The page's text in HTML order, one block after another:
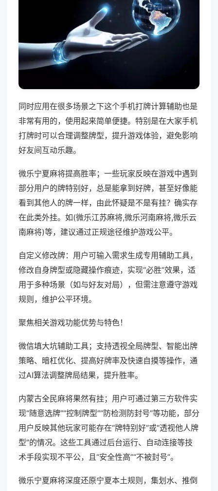
同时应用在很多场景之下这个手机打牌计算辅助也是
非常有用的，使用起来简单便捷。特别是在大家手机
打牌时可以合理调整牌型，提升游戏体验，避免影响
好友间互动乐趣。
微乐宁夏麻将提高胜率；一些玩家反映在游戏中遇到
部分用户的牌特别好，总是能拿到好牌，甚至好像能
看到其他人的牌一样，由此怀疑是不是有挂？确实存
在此类外挂。如(微乐江苏麻将,微乐河南麻将,微乐云
南麻将)等，建议通过正规途径维护游戏公平。
自定义修改牌：用户可输入需求生成专用辅助工具，
修改自身牌型或隐藏操作痕迹，实现“必胜”效果，适
用于多种场景（如与好友对局），但需注意遵守游戏
规则，维护公平环境。
聚焦相关游戏功能优势与特色！
微信填大坑辅助工具；支持透视全局牌型、智能出牌
策略、暗杠优化、提高好牌率及快速自摸等操作，通
过AI算法调整牌局结果，提升胜率。
内蒙古全民麻将果然有挂；用户可通过第三方软件实
现“随意选牌”“控制牌型”“防检测防封号”等功能，部分
用户反映其他玩家可能存在“牌特别好”或“透视他人牌
型”的情况。这些工具通过后台运行、自动连接等技
术手段实现不平公，且“安全性高”“不被封号”。
微乐宁夏麻将深度还原宁夏本土规则，集划水、推倒